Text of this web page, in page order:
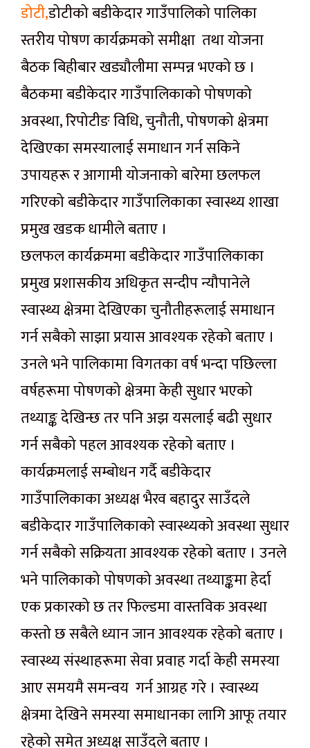
डोटी,डोटीको बडीकेदार गाउँपालिको पालिका
स्तरीय पोषण कार्यक्रमको समीक्षा तथा योजना
बैठक बिहीबार खड्यौलीमा सम्पन्न भएको छ ।
बैठकमा बडीकेदार गाउँपालिकाको पोषणको
अवस्था, रिपोटीङ विधि, चुनौती, पोषणको क्षेत्रमा
देखिएका समस्यालाई समाधान गर्न सकिने
उपायहरू र आगामी योजनाको बारेमा छलफल
गरिएको बडीकेदार गाउँपालिकाका स्वास्थ्य शाखा
प्रमुख खडक धामीले बताए ।
छलफल कार्यक्रममा बडीकेदार गाउँपालिकाका
प्रमुख प्रशासकीय अधिकृत सन्दीप न्यौपानेले
स्वास्थ्य क्षेत्रमा देखिएका चुनौतीहरूलाई समाधान
गर्न सबैको साझा प्रयास आवश्यक रहेको बताए ।
उनले भने पालिकामा विगतका वर्ष भन्दा पछिल्ला
वर्षहरूमा पोषणको क्षेत्रमा केही सुधार भएको
तथ्याङ्क देखिन्छ तर पनि अझ यसलाई बढी सुधार
गर्न सबैको पहल आवश्यक रहेको बताए ।
कार्यक्रमलाई सम्बोधन गर्दै बडीकेदार
गाउँपालिकाका अध्यक्ष भैरव बहादुर साउँदले
बडीकेदार गाउँपालिकाको स्वास्थ्यको अवस्था सुधार
गर्न सबैको सक्रियता आवश्यक रहेको बताए । उनले
भने पालिकाको पोषणको अवस्था तथ्याङ्कमा हेर्दा
एक प्रकारको छ तर फिल्डमा वास्तविक अवस्था
कस्तो छ सबैले ध्यान जान आवश्यक रहेको बताए ।
स्वास्थ्य संस्थाहरूमा सेवा प्रवाह गर्दा केही समस्या
आए समयमै समन्वय गर्न आग्रह गरे । स्वास्थ्य
क्षेत्रमा देखिने समस्या समाधानका लागि आफू तयार
रहेको समेत अध्यक्ष साउँदले बताए ।